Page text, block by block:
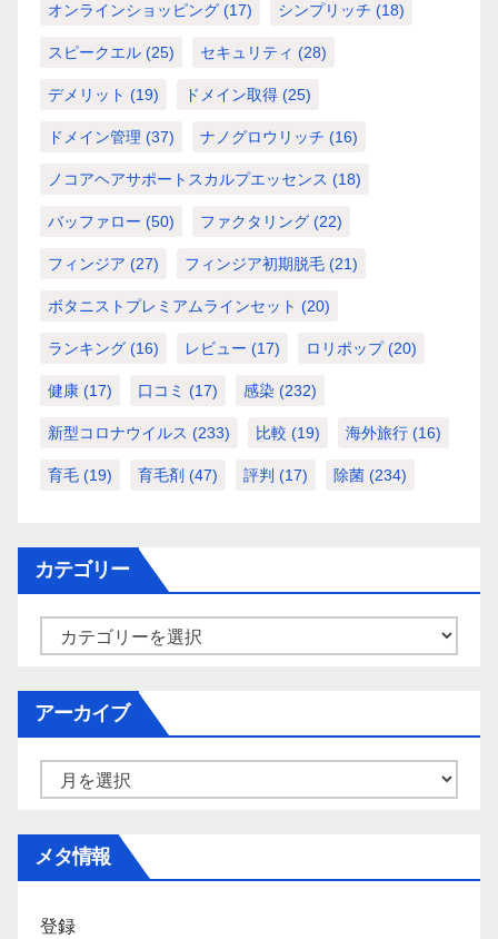
オンラインショッピング (17) シンプリッチ (18)
スピークエル (25) セキュリティ (28)
デメリット (19) ドメイン取得 (25)
ドメイン管理 (37) ナノグロウリッチ (16)
ノコアヘアサポートスカルプエッセンス (18)
バッファロー (50) ファクタリング (22)
フィンジア (27) フィンジア初期脱毛 (21)
ボタニストプレミアムラインセット (20)
ランキング (16) レビュー (17) ロリポップ(20)
健康 (17) 口コミ (17) 感染 (232)
新型コロナウイルス (233) 比較 (19) 海外旅行 (16)
育毛 (19) 育毛剤 (47) 評判 (17) 除菌 (234)
カテゴリー
ー
アーカイブ
メタ情報
登録